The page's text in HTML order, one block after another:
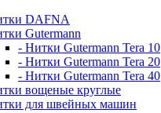
DAFNA
Gutermann
- Нитки Gutermann Tera 10
- Нитки Gutermann Tera 20
- Нитки Gutermann Tera 40
вощеные круглые
для швейных машин